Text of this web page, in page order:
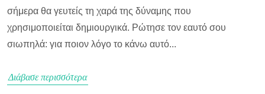
σήμερα θα γευτείς τη χαρά της δύναμης που
χρησιμοποιείται δημιουργικά. Ρώτησε τον εαυτό σου
σιωπηλά: για ποιον λόγο το κάνω αυτό...
Διάβασε περισσότερα